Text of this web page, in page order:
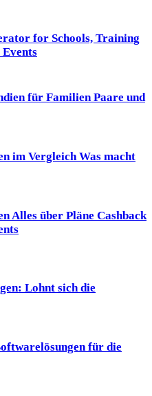
for Schools, Training
für Familien Paare und
im Vergleich Was macht
Alles über Pläne Cashback
Lohnt sich die
für die